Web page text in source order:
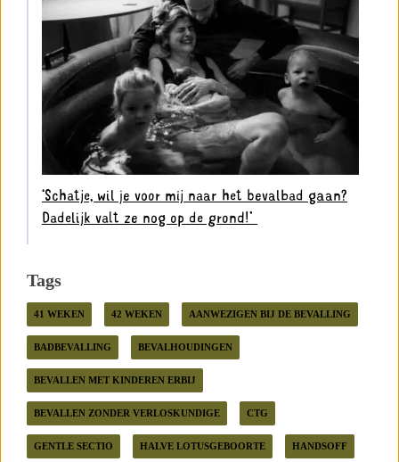
‘Schatje, wil je voor mij naar het bevalbad gaan?
Dadelijk valt ze nog op de grond!’ ⁣
Tags
41 WEKEN 42 WEKEN AANWEZIGEN BIJ DE BEVALLING
BADBEVALLING BEVALHOUDINGEN
BEVALLEN MET KINDEREN ERBIJ
BEVALLEN ZONDER VERLOSKUNDIGE CTG
GENTLE SECTIO HALVE LOTUSGEBOORTE HANDSOFF